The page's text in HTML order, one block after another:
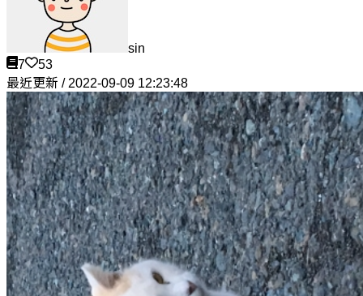
sin
7
53
最近更新 / 2022-09-09 12:23:48